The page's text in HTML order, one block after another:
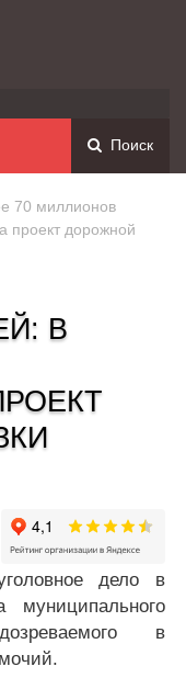
Поиск
70 миллионов
проект дорожной
В
дело в
муниципального
в